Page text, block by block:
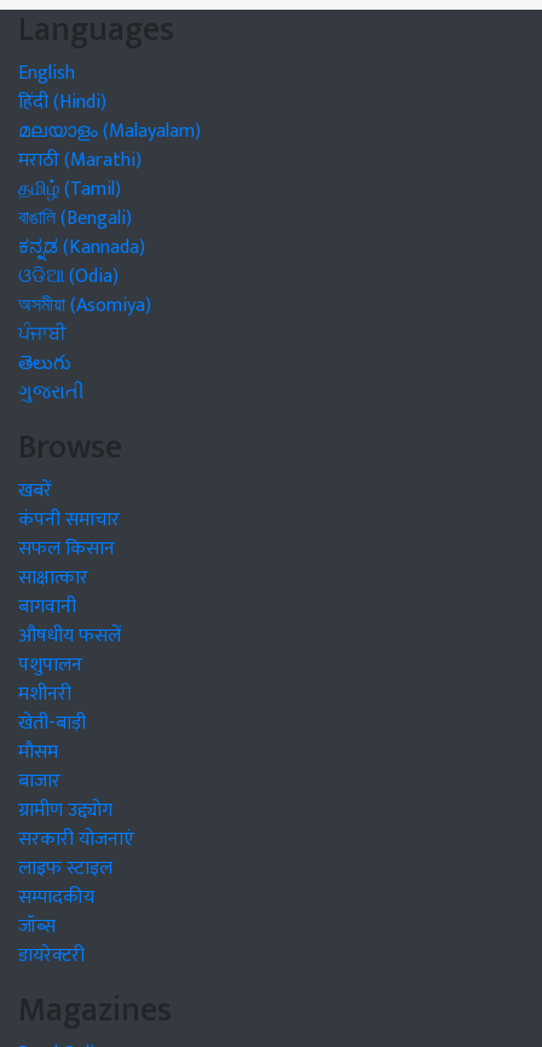
Languages
English
हिंदी (Hindi)
മലയാളം (Malayalam)
मराठी (Marathi)
தமிழ் (Tamil)
বাঙালি (Bengali)
ಕನ್ನಡ (Kannada)
ଓଡିଆ (Odia)
অসমীয়া (Asomiya)
ਪੰਜਾਬੀ
తెలుగు
ગુજરાતી
Browse
खबरें
कंपनी समाचार
सफल किसान
साक्षात्कार
बागवानी
औषधीय फसलें
पशुपालन
मशीनरी
खेती-बाड़ी
मौसम
बाजार
ग्रामीण उद्द्योग
सरकारी योजनाएं
लाइफ स्टाइल
सम्पादकीय
जॉब्स
डायरेक्टरी
Magazines